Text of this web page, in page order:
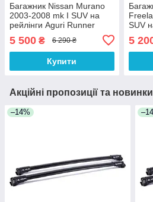
Багажник Nissan Murano
2003-2008 mk I SUV на
рейлінги Aguri Runner
5 500 ₴ 6 290 ₴
Купити
SUV
5
Акційні пропозиції та новинки
–14%